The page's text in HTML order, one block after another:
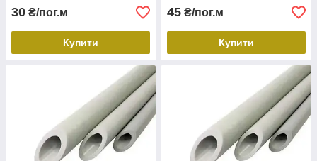
30 ₴/пог.м
Купити
45 ₴/пог.м
Купити